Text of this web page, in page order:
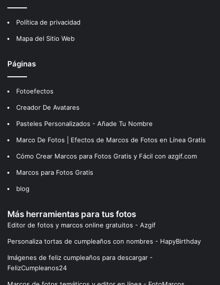
Política de privacidad
Mapa del Sitio Web
Páginas
Fotoefectos
Creador De Avatares
Pasteles Personalizados - Añade Tu Nombre
Marco De Fotos | Efectos de Marcos de Fotos en Línea Gratis
Cómo Crear Marcos para Fotos Gratis y Fácil con azgif.com
Marcos para Fotos Gratis
blog
Más herramientas para tus fotos
Editor de fotos y marcos online gratuitos - Azgif
Personaliza tortas de cumpleaños con nombres - HapyBirthday
Imágenes de feliz cumpleaños para descargar -
FelizCumpleanos24